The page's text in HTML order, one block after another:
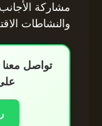
مشاركة
والنشاطات
تواصل